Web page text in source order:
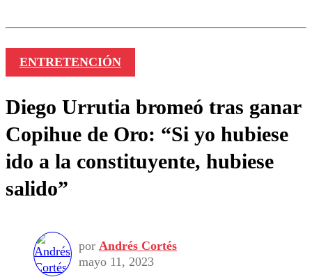
ENTRETENCIÓN
Diego Urrutia bromeó tras ganar
Copihue de Oro: “Si yo hubiese
ido a la constituyente, hubiese
salido”
por Andrés Cortés
mayo 11, 2023